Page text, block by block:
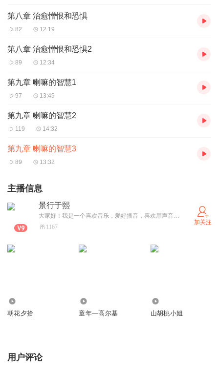
第八章 治愈憎恨和恐惧
82 12:19
第八章 治愈憎恨和恐惧2
89 12:34
第九章 喇嘛的智慧1
97 13:49
第九章 喇嘛的智慧2
119 14:32
第九章 喇嘛的智慧3
89 13:32
主播信息
景行于熙
大家好！我是一个喜欢音乐，爱好播音，喜欢用声音塑造人物的人。
1167
加关注
朝花夕拾 童年—高尔基 山胡桃小姐
用户评论